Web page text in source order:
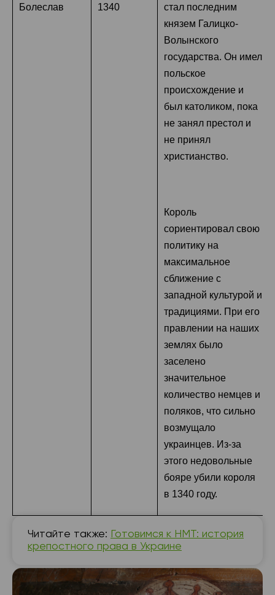
Болеслав
1340
стал последним
князем Галицко-
Волынского
государства. Он имел
польское
происхождение и
был католиком, пока
не занял престол и
не принял
христианство.
Король
сориентировал свою
политику на
максимальное
сближение с
западной культурой и
традициями. При его
правлении на наших
землях было
заселено
значительное
количество немцев и
поляков, что сильно
возмущало
украинцев. Из-за
этого недовольные
бояре убили короля
в 1340 году.
Читайте также: Готовимся к НМТ: история
крепостного права в Украине